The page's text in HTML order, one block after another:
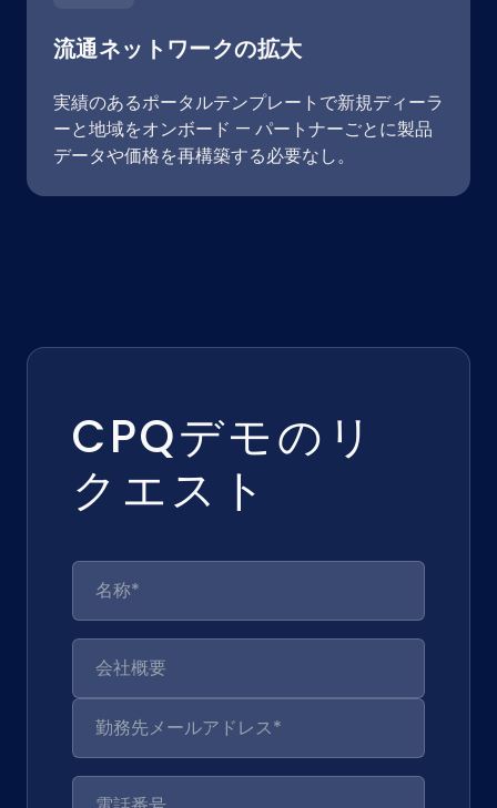
流通ネットワークの拡大
実績のあるポータルテンプレートで新規ディーラ
ーと地域をオンボード — パートナーごとに製品
データや価格を再構築する必要なし。
CPQデモのリ
クエスト